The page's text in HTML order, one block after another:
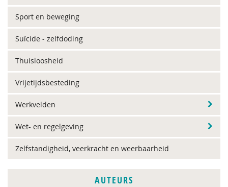
Sport en beweging
Suïcide - zelfdoding
Thuisloosheid
Vrijetijdsbesteding
Werkvelden
Wet- en regelgeving
Zelfstandigheid, veerkracht en weerbaarheid
AUTEURS